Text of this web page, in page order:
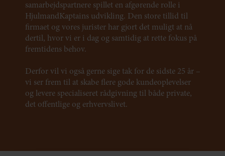
samarbejdspartnere spillet en afgørende rolle i
HjulmandKaptains udvikling. Den store tillid til
firmaet og vores jurister har gjort det muligt at nå
dertil, hvor vi er i dag og samtidig at rette fokus på
fremtidens behov.
Derfor vil vi også gerne sige tak for de sidste 25 år –
vi ser frem til at skabe flere gode kundeoplevelser
og levere specialiseret rådgivning til både private,
det offentlige og erhvervslivet.